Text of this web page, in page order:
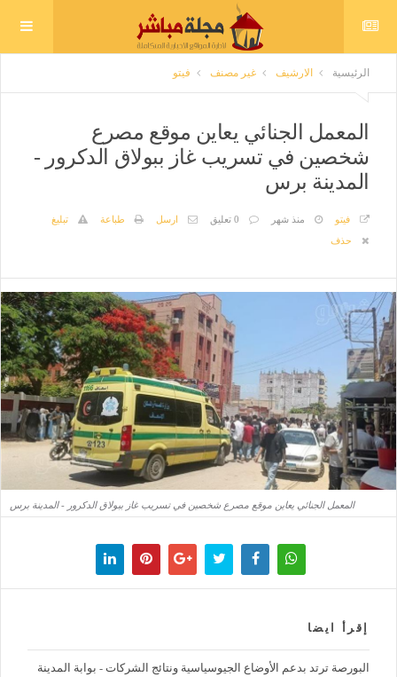
الرئيسية الارشيف غير مصنف فيتو
المعمل الجنائي يعاين موقع مصرع
شخصين في تسريب غاز ببولاق الدكرور -
المدينة برس
فيتو منذ شهر 0 تعليق ارسل طباعة
تبليغ
حذف
المعمل الجنائي يعاين موقع مصرع شخصين في تسريب غاز ببولاق الدكرور - المدينة برس
إقرأ ايضا
البورصة ترتد بدعم الأوضاع الجيوسياسية ونتائج الشركات - بوابة المدينة